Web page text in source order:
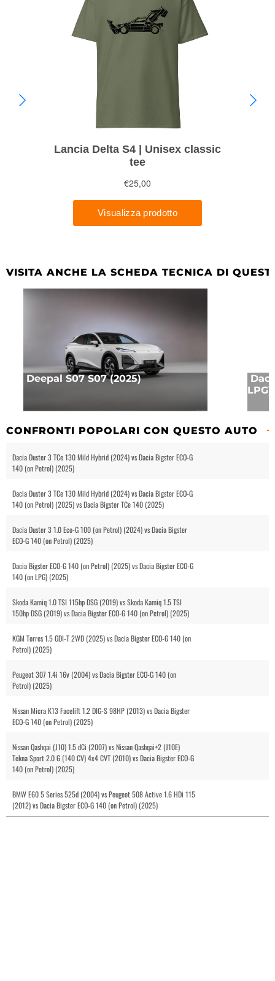
VISITA ANCHE LA SCHEDA TECNICA DI
Deepal S07 S07 (2025)
CONFRONTI POPOLARI CON QUESTO AUTO
Dacia Duster 3 TCe 130 Mild Hybrid (2024) vs Dacia Bigster ECO-G
140 (on Petrol) (2025)
Dacia Duster 3 TCe 130 Mild Hybrid (2024) vs Dacia Bigster ECO-G
140 (on Petrol) (2025) vs Dacia Bigster TCe 140 (2025)
Dacia Duster 3 1.0 Eco-G 100 (on Petrol) (2024) vs Dacia Bigster
ECO-G 140 (on Petrol) (2025)
Dacia Bigster ECO-G 140 (on Petrol) (2025) vs Dacia Bigster ECO-G
140 (on LPG) (2025)
Skoda Kamiq 1.0 TSI 115hp DSG (2019) vs Skoda Kamiq 1.5 TSI
150hp DSG (2019) vs Dacia Bigster ECO-G 140 (on Petrol) (2025)
KGM Torres 1.5 GDI-T 2WD (2025) vs Dacia Bigster ECO-G 140 (on
Petrol) (2025)
Peugeot 307 1.4i 16v (2004) vs Dacia Bigster ECO-G 140 (on
Petrol) (2025)
Nissan Micra K13 Facelift 1.2 DIG-S 98HP (2013) vs Dacia Bigster
ECO-G 140 (on Petrol) (2025)
Nissan Qashqai (J10) 1.5 dCi (2007) vs Nissan Qashqai+2 (J10E)
Tekna Sport 2.0 G (140 CV) 4x4 CVT (2010) vs Dacia Bigster ECO-G
140 (on Petrol) (2025)
BMW E60 5 Series 525d (2004) vs Peugeot 508 Active 1.6 HDi 115
(2012) vs Dacia Bigster ECO-G 140 (on Petrol) (2025)